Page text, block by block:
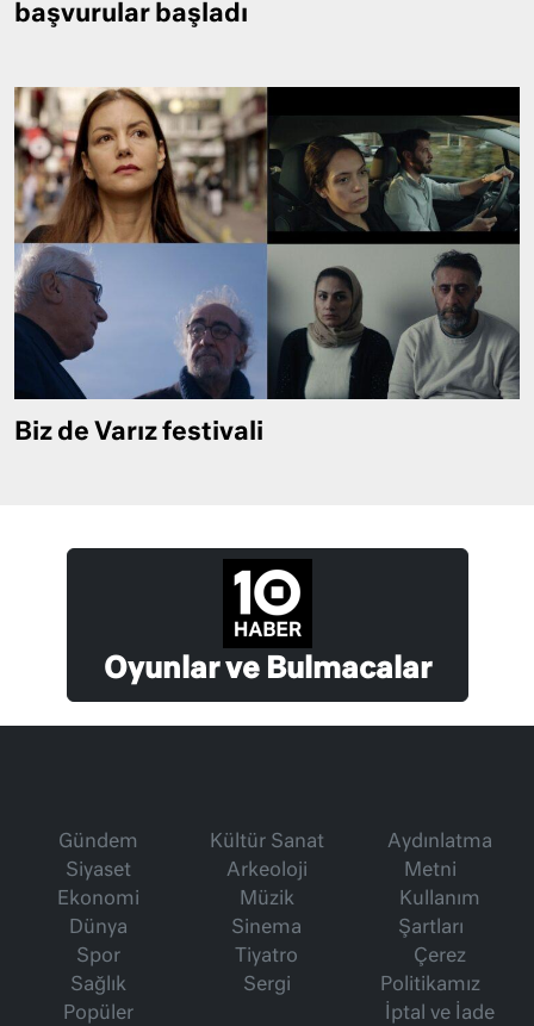
başvurular başladı
Biz de Varız festivali
Oyunlar ve Bulmacalar
Gündem
Siyaset
Ekonomi
Dünya
Spor
Sağlık
Popüler
Kültür Sanat
Arkeoloji
Müzik
Sinema
Tiyatro
Sergi
Aydınlatma
Metni
Kullanım
Şartları
Çerez
Politikamız
İptal ve İade